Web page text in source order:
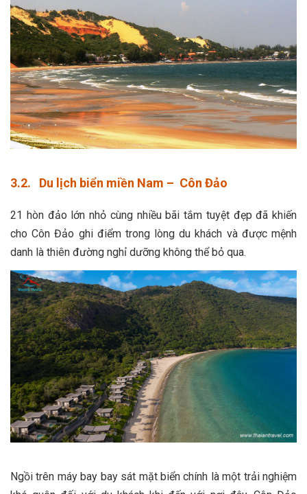
3.2. Du lịch biển miền Nam – Côn Đảo
21 hòn đảo lớn nhỏ cùng nhiều bãi tắm tuyệt đẹp đã khiến
cho Côn Đảo ghi điểm trong lòng du khách và được mệnh
danh là thiên đường nghỉ dưỡng không thể bỏ qua.
Ngồi trên máy bay bay sát mặt biển chính là một trải nghiệm